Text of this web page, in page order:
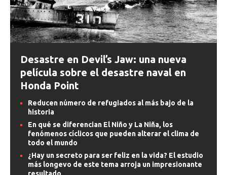
Desastre en Devil’s Jaw: una nueva
película sobre el desastre naval en
Honda Point
Reducen número de refugiados al más bajo de la
historia
En qué se diferencian El Niño y La Niña, los
fenómenos cíclicos que pueden alterar el clima de
todo el mundo
¿Hay un secreto para ser feliz en la vida? El estudio
más longevo de este tema arroja un impresionante
resultado